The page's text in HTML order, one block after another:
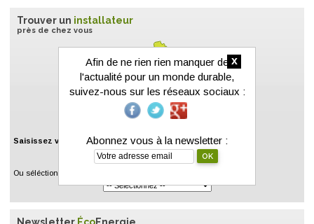
Trouver un installateur
près de chez vous
Saisissez votre code postal :
Ou séléctionnez un département :
x
Afin de ne rien rien manquer de
l'actualité pour un monde durable,
suivez-nous sur les réseaux sociaux :
Abonnez vous à la newsletter :